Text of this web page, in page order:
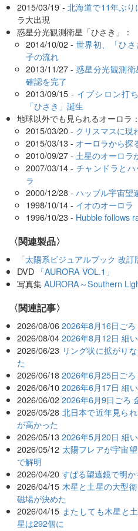
2015/03/19 - 北海道で11年ぶ
ラ大出現
惑星分光観測衛星「ひさき」：
2014/10/02 - 世界初、「ひ
子の流れ
2013/11/27 - 惑星分光観測
確認を完了
2013/09/15 - イプシロン打
「ひさき」誕生
地球以外でも見られるオーロラ：
2015/03/20 - クリスマスに現
2015/03/13 - オーロラから探
2010/09/27 - 土星のオーロラ
2007/03/14 - チャンドラと
ラ
2000/12/28 - ハッブル宇宙望
1998/10/14 - イオのオーロラ
1996/10/23 - Hubble follows
〈関連製品〉
「太陽系ビジュアルブック 改訂
DVD 「AURORA VOL.1」
写真集AURORA～Southern
関連記事
2026/08/06 2026年8月16日ご
2026/08/04 2026年8月12日 細
2026/06/23 リング状に拡がり
た
2026/06/18 2026年6月25日ご
2026/06/10 2026年6月17日 細
2026/06/02 2026年6月9日ごろ
2026/05/28 北日本で近年見ら
が高かった
2026/05/13 2026年5月20日 細
2026/05/12 太陽フレアが宇宙
で解明
2026/04/20 すばる望遠鏡で明
2026/04/15 木星と土星の大型
磁場が決めた
2026/04/15 またしても木星と
星は292個に